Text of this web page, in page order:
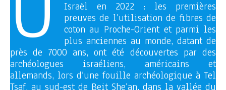
Israël en 2022 : les premières
preuves de l’utilisation de fibres de
coton au Proche-Orient et parmi les
plus anciennes au monde, datant de
près de 7000 ans, ont été découvertes par des
archéologues israéliens, américains et
allemands, lors d’une fouille archéologique à Tel
Tsaf, au sud-est de Beit She’an, dans la vallée du